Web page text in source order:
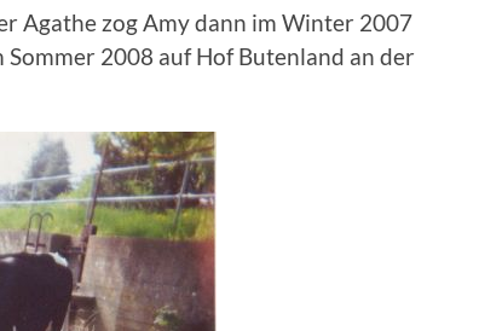
Agathe zog Amy dann im Winter 2007
Sommer 2008 auf Hof Butenland an der